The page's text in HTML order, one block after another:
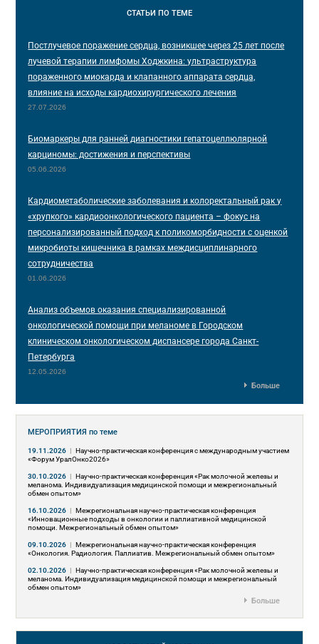
СТАТЬИ ПО ТЕМЕ
Постлучевое поражение сердца, возникшее через 25 лет после
лучевой терапии лимфомы Ходжкина: ультраструктура
пораженного миокарда и клапанного аппарата сердца,
влияние на исходы кардиохирургического лечения
27.07.2026
Биомаркеры для ранней диагностики гепатоцеллюлярной
карциномы: достижения и перспективы
05.06.2026
Кардиометаболические заболевания и колоректальный рак у
«хрупкого» кардиоонкологического пациента – фокус на
персонализированный подход к поликоморбидности с оценкой
микробиоты кишечника в рамках междисциплинарного
сотрудничества
01.06.2026
Анализ объемов оказания специализированной
онкологической помощи при меланоме в Городском
клиническом онкологическом диспансере города Санкт-
Петербурга
12.05.2026
Больше
МЕРОПРИЯТИЯпо теме
19.11.2026 | Научно-практическая конференция с международным участием
«Форум УралОнко2026»
30.10.2026 | Научно-практическая конференция «Рак молочной железы и
меланома. Индивидуализация медицинской помощи и межрегиональный
обмен опытом»
16.10.2026 | Межрегиональная научно-практическая конференция
«Инновационные подходы в онкологии и паллиативной медицинской
помощи. Межрегиональный обмен опытом»
09.10.2026 | Межрегиональная научно-практическая конференция
«Онкология. Радиология. Паллиатив. Межрегиональный обмен опытом»
02.10.2026 | Научно-практическая конференция «Рак молочной железы и
меланома. Индивидуализация медицинской помощи и межрегиональный
обмен опытом»
Больше